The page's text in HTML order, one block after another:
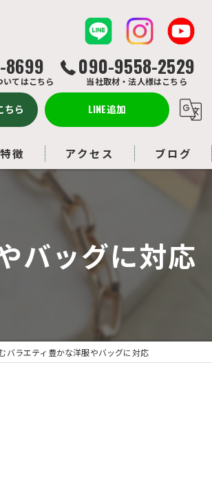
いてはこちら
090-9558-2529
当社取材・法人様はこちら
ちら LINE追加
徴
ー
アクセス ブログ
バッグに対応
バラエティ豊かな洋服やバッグに対応